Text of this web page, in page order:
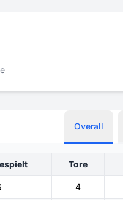
Overall
Tore
4